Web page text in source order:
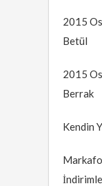
2015
Betül
2015
Berrak
Kendin